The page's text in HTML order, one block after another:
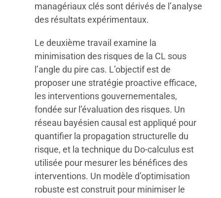
managériaux clés sont dérivés de l’analyse
des résultats expérimentaux.
Le deuxième travail examine la
minimisation des risques de la CL sous
l’angle du pire cas. L’objectif est de
proposer une stratégie proactive efficace,
les interventions gouvernementales,
fondée sur l’évaluation des risques. Un
réseau bayésien causal est appliqué pour
quantifier la propagation structurelle du
risque, et la technique du Do-calculus est
utilisée pour mesurer les bénéfices des
interventions. Un modèle d’optimisation
robuste est construit pour minimiser le